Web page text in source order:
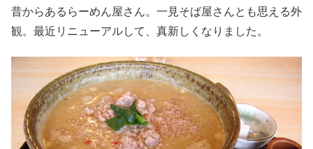
昔からあるらーめん屋さん。一見そば屋さんとも思える外
観。最近リニューアルして、真新しくなりました。